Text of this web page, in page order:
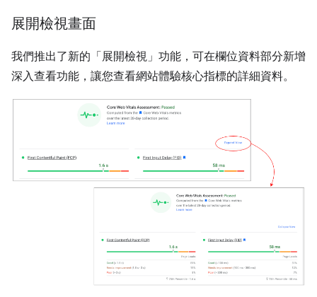
展開檢視畫面
我們推出了新的「展開檢視」功能，可在欄位資料部分新增
深入查看功能，讓您查看網站體驗核心指標的詳細資料。